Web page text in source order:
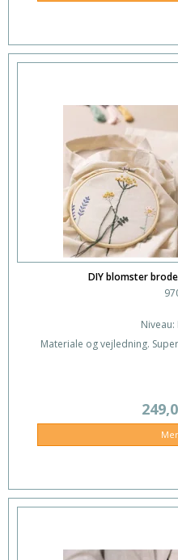
DIY blomster
Materiale og vejledning.